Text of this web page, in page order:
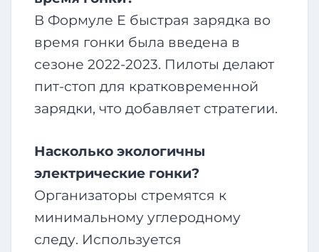
В Формуле Е быстрая зарядка во
время гонки была введена в
сезоне 2022-2023. Пилоты делают
пит-стоп для кратковременной
зарядки, что добавляет стратегии.
Насколько экологичны
электрические гонки?
Организаторы стремятся к
минимальному углеродному
следу. Используется